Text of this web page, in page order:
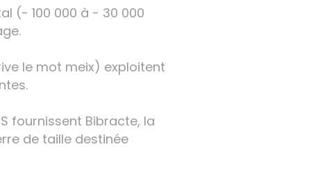
(- 100 000 à - 30 000
le mot meix) exploitent
fournissent Bibracte, la
de taille destinée